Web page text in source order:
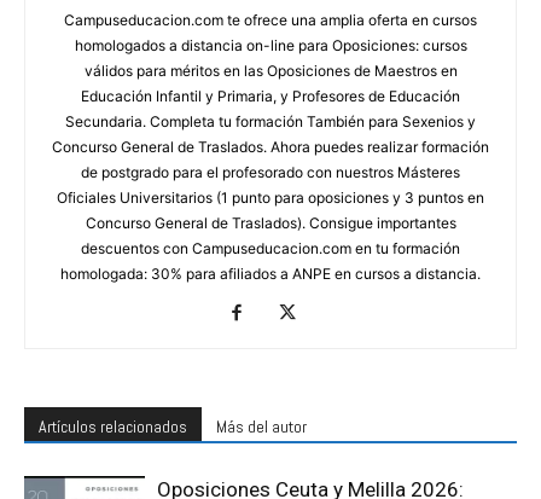
Campuseducacion.com te ofrece una amplia oferta en cursos
homologados a distancia on-line para Oposiciones: cursos
válidos para méritos en las Oposiciones de Maestros en
Educación Infantil y Primaria, y Profesores de Educación
Secundaria. Completa tu formación También para Sexenios y
Concurso General de Traslados. Ahora puedes realizar formación
de postgrado para el profesorado con nuestros Másteres
Oficiales Universitarios (1 punto para oposiciones y 3 puntos en
Concurso General de Traslados). Consigue importantes
descuentos con Campuseducacion.com en tu formación
homologada: 30% para afiliados a ANPE en cursos a distancia.
Artículos relacionados Más del autor
Oposiciones Ceuta y Melilla 2026: